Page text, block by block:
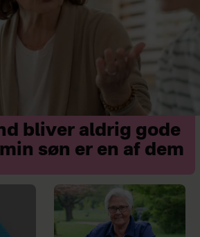
bliver aldrig gode
søn er en af dem